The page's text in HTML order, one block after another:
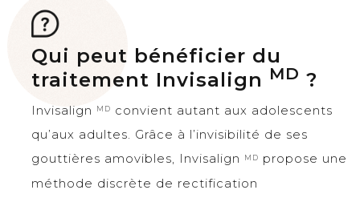
Qui peut bénéficier du
traitement Invisalign MD ?
Invisalign MD
convient autant aux adolescents
qu’aux adultes. Grâce à l’invisibilité de ses
gouttières amovibles, Invisalign
MD
propose une
méthode discrète de rectification